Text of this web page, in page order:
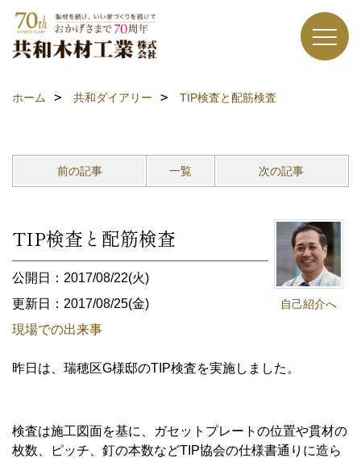
ホーム 共和ダイアリー TIP検査と配筋検査
前の記事 一覧 次の記事
自己紹介へ
TIP検査と配筋検査
公開日：2017/08/22(火)
更新日：2017/08/25(金)
現場での出来事
昨日は、瑞穂区G様邸のTIP検査を実施しました。
検査は施工図面を基に、ガセットプレートの位置や貫材の
枚数、ピッチ、釘の本数などTIP協会の仕様書通りに造ら